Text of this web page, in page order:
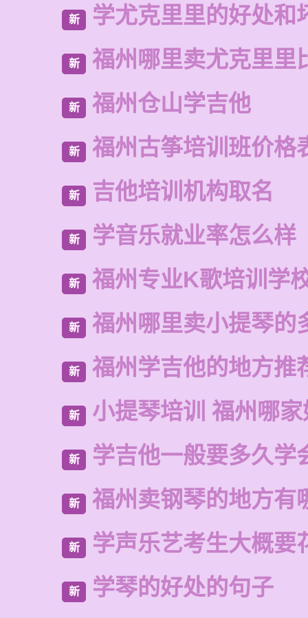
新 学尤克里里的好处和
新 福州哪里卖尤克里里
新 福州仓山学吉他
新 福州古筝培训班价格
新 吉他培训机构取名
新 学音乐就业率怎么样
新 福州专业K歌培训学
新 福州哪里卖小提琴的
新 福州学吉他的地方推
新 小提琴培训 福州哪
新 学吉他一般要多久学
新 福州卖钢琴的地方有
新 学声乐艺考生大概要
新 学琴的好处的句子